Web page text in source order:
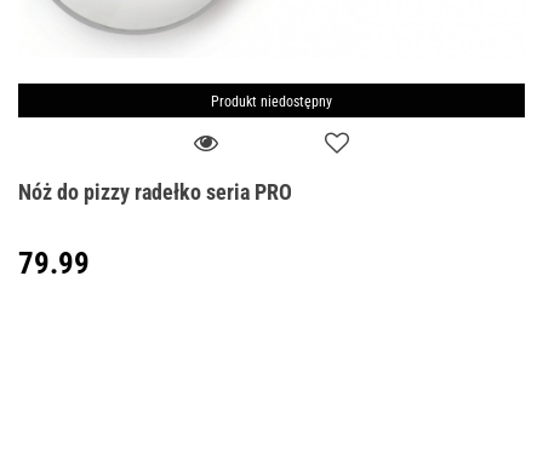
Produkt niedostępny
Nóż do pizzy radełko seria PRO
79.99